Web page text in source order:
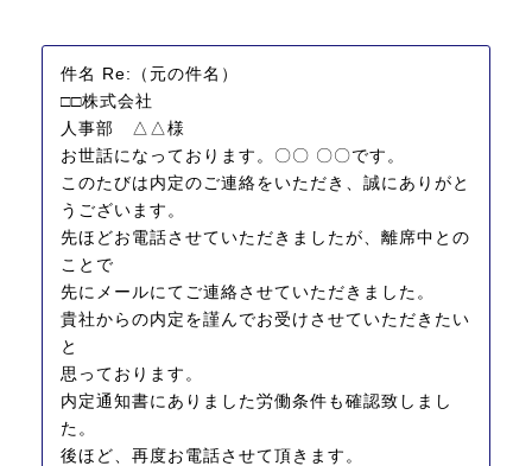
件名 Re:（元の件名）
□□株式会社
人事部 △△様
お世話になっております。〇〇 〇〇です。
このたびは内定のご連絡をいただき、誠にありがと
うございます。
先ほどお電話させていただきましたが、離席中との
ことで
先にメールにてご連絡させていただきました。
貴社からの内定を謹んでお受けさせていただきたい
と
思っております。
内定通知書にありました労働条件も確認致しまし
た。
後ほど、再度お電話させて頂きます。